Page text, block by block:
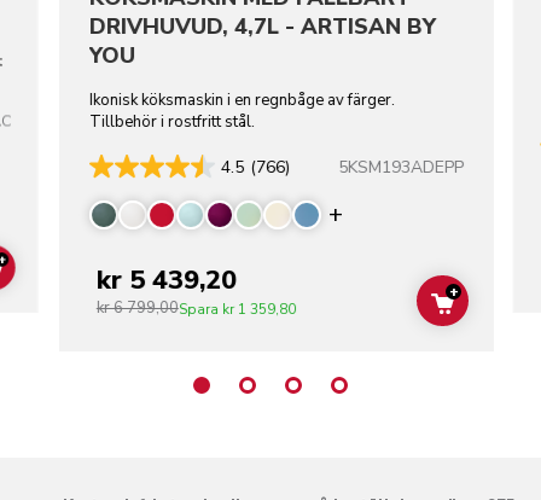
ADD TO CART
DRIVHUVUD, 4,7L - ARTISAN BY
YOU
Ikonisk köksmaskin i en regnbåge av färger.
Tillbehör i rostfritt stål.
4.5 (766) 5KSM193ADEPP
Display more
kr 5 439,20
kr 6 799,00Spara kr 1 359,80 ADD TO
+